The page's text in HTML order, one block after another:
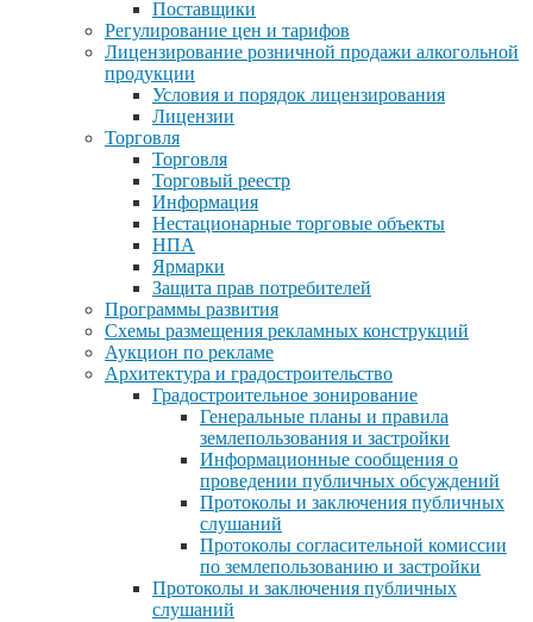
Поставщики
Регулирование цен и тарифов
Лицензирование розничной продажи алкогольной
продукции
Условия и порядок лицензирования
Лицензии
Торговля
Торговля
Торговый реестр
Информация
Нестационарные торговые объекты
НПА
Ярмарки
Защита прав потребителей
Программы развития
Схемы размещения рекламных конструкций
Аукцион по рекламе
Архитектура и градостроительство
Градостроительное зонирование
Генеральные планы и правила
землепользования и застройки
Информационные сообщения о
проведении публичных обсуждений
Протоколы и заключения публичных
слушаний
Протоколы согласительной комиссии
по землепользованию и застройки
Протоколы и заключения публичных
слушаний